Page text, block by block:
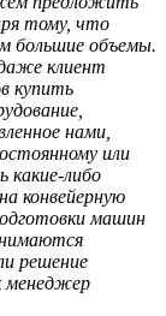
тому, что
большие объемы.
клиент
купить
нами,
или
либо
конвейерную
машин
решение
менеджер